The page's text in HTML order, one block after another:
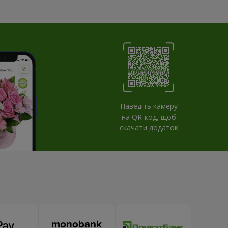
Наведіть камеру
на QR-код, щоб
скачати додаток